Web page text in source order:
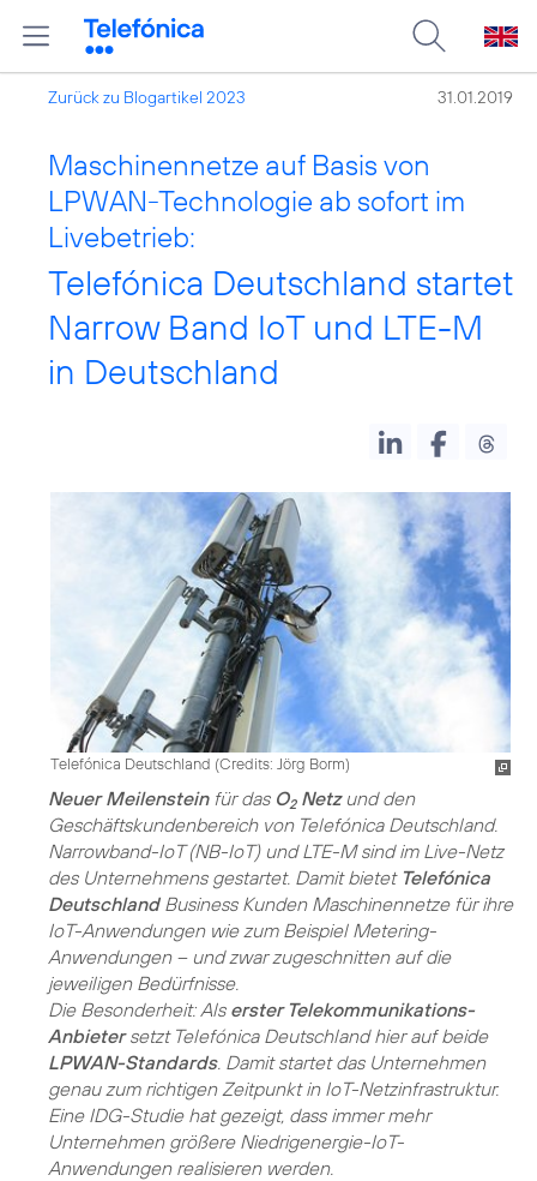
Zurück zu Blogartikel 2023 31.01.2019
Maschinennetze auf Basis von
LPWAN-Technologie ab sofort im
Livebetrieb:
Telefónica Deutschland startet
Narrow Band IoT und LTE-M
in Deutschland
Telefónica Deutschland (Credits: Jörg Borm)
Neuer Meilensteinfür das O2Netzund den
Geschäftskundenbereich von Telefónica Deutschland.
Narrowband-IoT (NB-IoT) und LTE-M sind im Live-Netz
des Unternehmens gestartet. Damit bietet Telefónica
DeutschlandBusiness Kunden Maschinennetze für ihre
IoT-Anwendungen wie zum Beispiel Metering-
Anwendungen – und zwar zugeschnitten auf die
jeweiligen Bedürfnisse.
Die Besonderheit: Als erster Telekommunikations-
Anbietersetzt Telefónica Deutschland hier auf beide
LPWAN-Standards. Damit startet das Unternehmen
genau zum richtigen Zeitpunkt in IoT-Netzinfrastruktur.
Eine IDG-Studie hat gezeigt, dass immer mehr
Unternehmen größere Niedrigenergie-IoT-
Anwendungen realisieren werden.